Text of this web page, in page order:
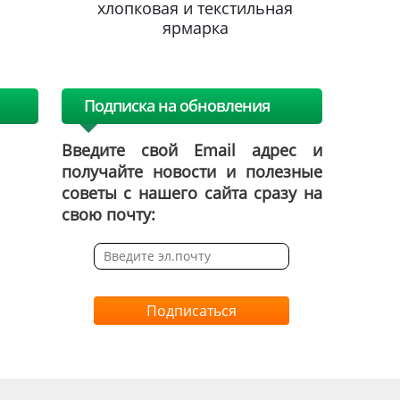
хлопковая и текстильная
ярмарка
Подписка на обновления
Введите свой Email адрес и
получайте новости и полезные
советы с нашего сайта сразу на
свою почту:
Подписаться